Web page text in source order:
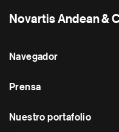
Novartis Andean &
Navegador
Prensa
Nuestro portafolio